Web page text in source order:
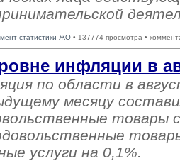
статистики ЖО • 137774 просмотра •
инфляции в
по области в
месяцу
товары
услуги на 0,1%.